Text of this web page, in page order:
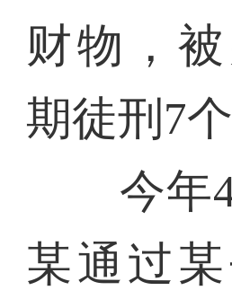
财物，
期徒刑7个
今年4
某通过